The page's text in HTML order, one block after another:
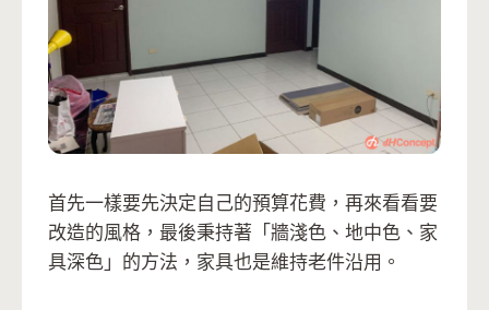
首先一樣要先決定自己的預算花費，再來看看要
改造的風格，最後秉持著「牆淺色、地中色、家
具深色」的方法，家具也是維持老件沿用。